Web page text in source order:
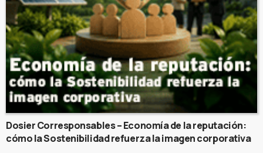
Dosier Corresponsables – Economía de la reputación:
cómo la Sostenibilidad refuerza la imagen corporativa